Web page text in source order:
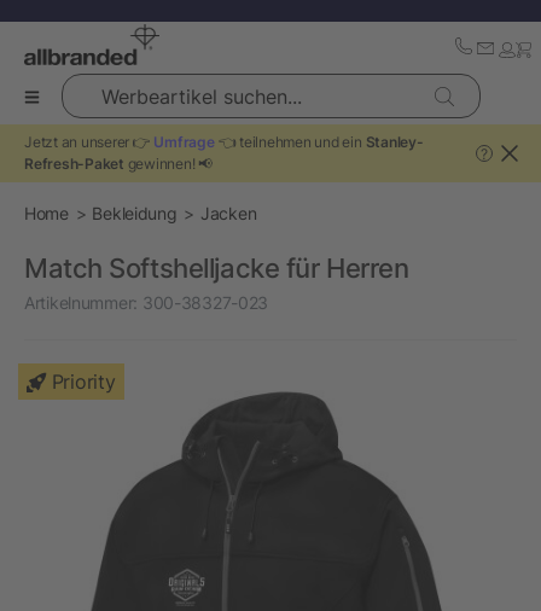
Werbeartikel suchen...
Jetzt an unserer 👉 Umfrage👈 teilnehmen und ein Stanley-
Refresh-Paket gewinnen! 📢
?
Home Bekleidung Jacken
Match Softshelljacke für Herren
Artikelnummer: 300-38327-023
Priority